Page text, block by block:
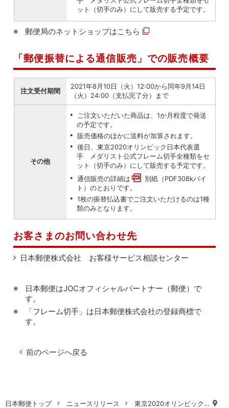
日本郵便トップ ニュースリリース 東京2020オリンピック…
ット（切手のみ）にして販売する予定です。
郵便局のネットショップはこちら
「郵便振替による通信販売」での販売概要
注文受付期間
2021年8月10日（火）12:00から同年9月14日
（火）24:00（支払完了分）まで
その他
ご注文いただいた商品は、1か月程度で発送
の予定です。
販売価格のほかに送料が加算されます。
後日、東京2020オリンピック日本代表選
手 メダリスト公式フレーム切手全種類をセ
ット（切手のみ）にして販売する予定です。
通信販売の詳細は
別紙（PDF308kバイ
ト）のとおりです。
1枚の振替払込書でご注文いただけるのは1種
類のみとなります。
お客さまのお問い合わせ先
日本郵便株式会社 お客様サービス相談センター
日本郵便はJOCオフィシャルパートナー（郵便）で
す。
「フレーム切手」は日本郵便株式会社の登録商標で
す。
前のページへ戻る